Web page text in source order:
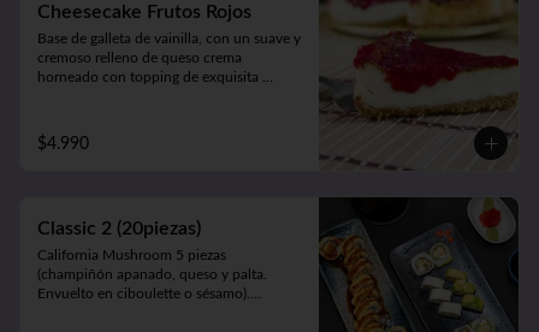
Cheesecake Frutos Rojos
Base de galleta de vainilla, con un suave y
cremoso relleno de queso crema
horneado con topping de exquisita
$4.990
Classic 2 (20piezas)
California Mushroom 5 piezas
(champiñón apanado, queso y palta.
Envuelto en ciboulette o sésamo).